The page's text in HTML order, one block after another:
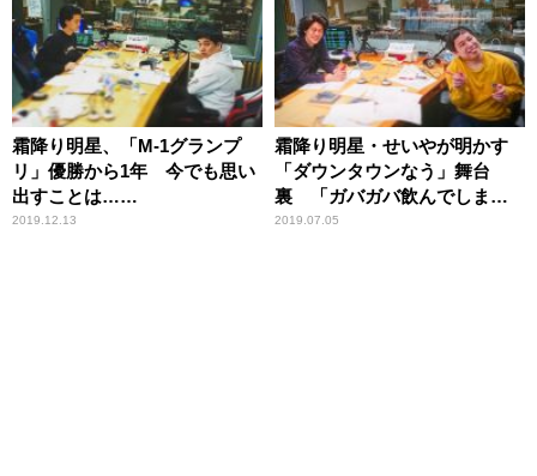
霜降り明星、「M-1グランプ
リ」優勝から1年 今でも思い
出すことは……
2019.12.13
霜降り明星・せいやが明かす
「ダウンタウンなう」舞台
裏 「ガバガバ飲んでしまっ
て…」
2019.07.05